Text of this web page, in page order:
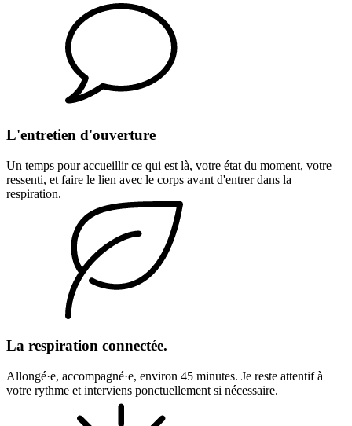
L'entretien d'ouverture
Un temps pour accueillir ce qui est là, votre état du moment, votre
ressenti, et faire le lien avec le corps avant d'entrer dans la
respiration.
La respiration connectée.
Allongé·e, accompagné·e, environ 45 minutes. Je reste attentif à
votre rythme et interviens ponctuellement si nécessaire.